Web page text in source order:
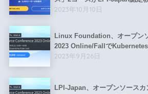
2023年10月10日
Linux Foundation、オープン
2023 Online/Fallで
2023年9月26日
LPI-Japan、オープンソースカ